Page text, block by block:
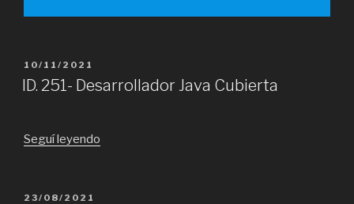
PUBLICADO
EL
10/11/2021
ID. 251- Desarrollador Java Cubierta
Seguí leyendo
PUBLICADO
23/08/2021